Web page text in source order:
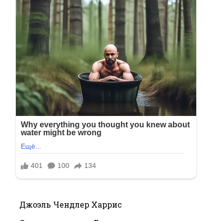
Джоэль Чендлер Харрис